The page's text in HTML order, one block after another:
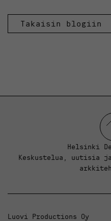
Takaisin blogiin
Helsinki
Keskustelua, uutisia
Luovi Productions Oy